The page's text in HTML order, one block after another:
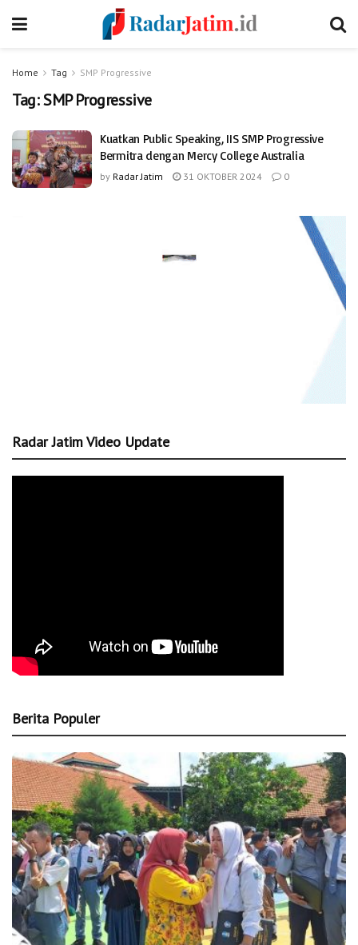
Home Tag SMP Progressive
Tag:SMP Progressive
Kuatkan Public Speaking, IIS SMP Progressive
Bermitra dengan Mercy College Australia
by Radar Jatim 31 OKTOBER 2024 0
Radar Jatim Video Update
Berita Populer